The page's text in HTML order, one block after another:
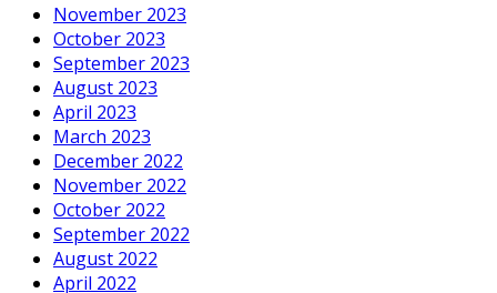
November 2023
October 2023
September 2023
August 2023
April 2023
March 2023
December 2022
November 2022
October 2022
September 2022
August 2022
April 2022